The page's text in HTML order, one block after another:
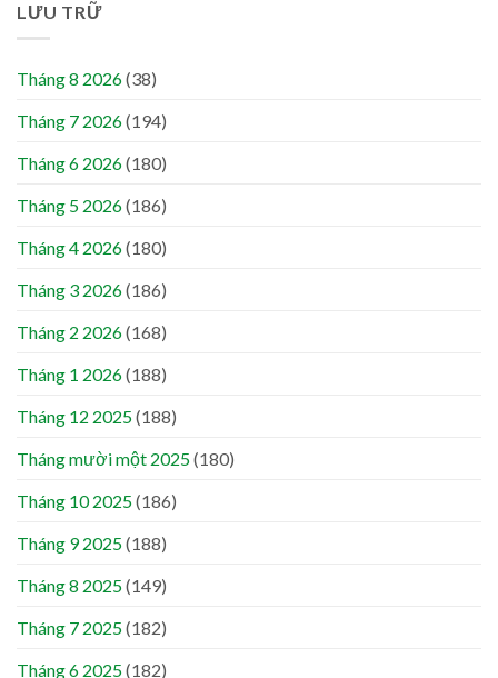
LƯU TRỮ
Tháng 8 2026(38)
Tháng 7 2026(194)
Tháng 6 2026(180)
Tháng 5 2026(186)
Tháng 4 2026(180)
Tháng 3 2026(186)
Tháng 2 2026(168)
Tháng 1 2026(188)
Tháng 12 2025(188)
Tháng mười một 2025(180)
Tháng 10 2025(186)
Tháng 9 2025(188)
Tháng 8 2025(149)
Tháng 7 2025(182)
Tháng 6 2025(182)